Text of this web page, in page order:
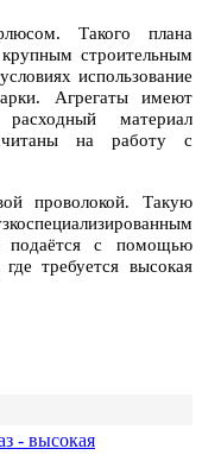
Такого плана
строительным
использование
Агрегаты имеют
материал
на работу с
проволокой. Такую
подаётся с помощью
требуется высокая
- высокая